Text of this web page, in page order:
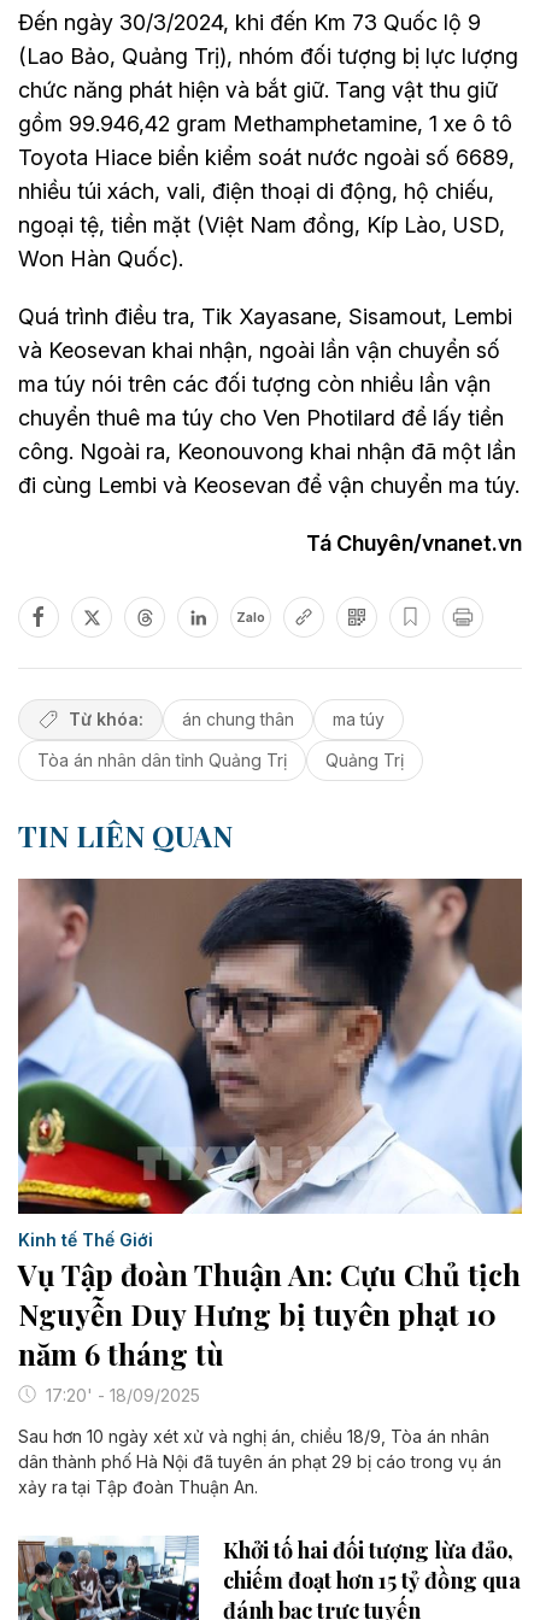
Đến ngày 30/3/2024, khi đến Km 73 Quốc lộ 9
(Lao Bảo, Quảng Trị), nhóm đối tượng bị lực lượng
chức năng phát hiện và bắt giữ. Tang vật thu giữ
gồm 99.946,42 gram Methamphetamine, 1 xe ô tô
Toyota Hiace biển kiểm soát nước ngoài số 6689,
nhiều túi xách, vali, điện thoại di động, hộ chiếu,
ngoại tệ, tiền mặt (Việt Nam đồng, Kíp Lào, USD,
Won Hàn Quốc).
Quá trình điều tra, Tik Xayasane, Sisamout, Lembi
và Keosevan khai nhận, ngoài lần vận chuyển số
ma túy nói trên các đối tượng còn nhiều lần vận
chuyển thuê ma túy cho Ven Photilard để lấy tiền
công. Ngoài ra, Keonouvong khai nhận đã một lần
đi cùng Lembi và Keosevan để vận chuyển ma túy.
Tá Chuyên/vnanet.vn
Zalo
Từ khóa: án chung thân
ma túy
Tòa án nhân dân tỉnh Quảng Trị
Quảng Trị
TIN LIÊN QUAN
Kinh tế Thế Giới
Vụ Tập đoàn Thuận An: Cựu Chủ tịch
Nguyễn Duy Hưng bị tuyên phạt 10
năm 6 tháng tù
17:20' - 18/09/2025
Sau hơn 10 ngày xét xử và nghị án, chiều 18/9, Tòa án nhân
dân thành phố Hà Nội đã tuyên án phạt 29 bị cáo trong vụ án
xảy ra tại Tập đoàn Thuận An.
Khởi tố hai đối tượng lừa đảo,
chiếm đoạt hơn 15 tỷ đồng qua
đánh bạc trực tuyến